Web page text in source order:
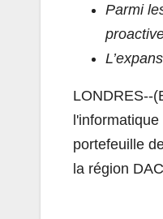
Parmi
LONDRES--
portefeuille
la région